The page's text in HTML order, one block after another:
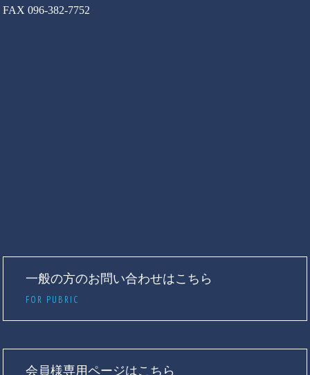
FAX 096-382-7752
一般の方のお問い合わせはこちら
FOR PUBRIC
会員様専用ページはこちら